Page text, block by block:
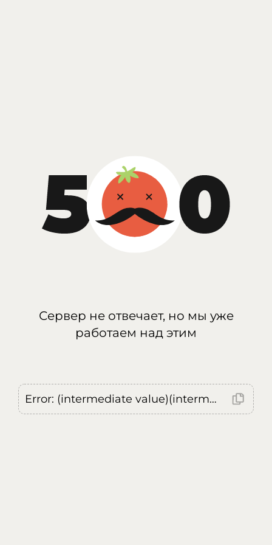
Сервер не отвечает, но мы уже
работаем над этим
Error: (intermediate value)(intermediate value)(intermediate value).replaceAll is not a function